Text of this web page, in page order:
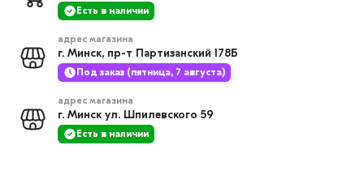
Есть в наличии
адрес магазина
г. Минск, пр-т Партизанский 178Б
Под заказ (пятница, 7 августа)
адрес магазина
г. Минск ул. Шпилевского 59
Есть в наличии